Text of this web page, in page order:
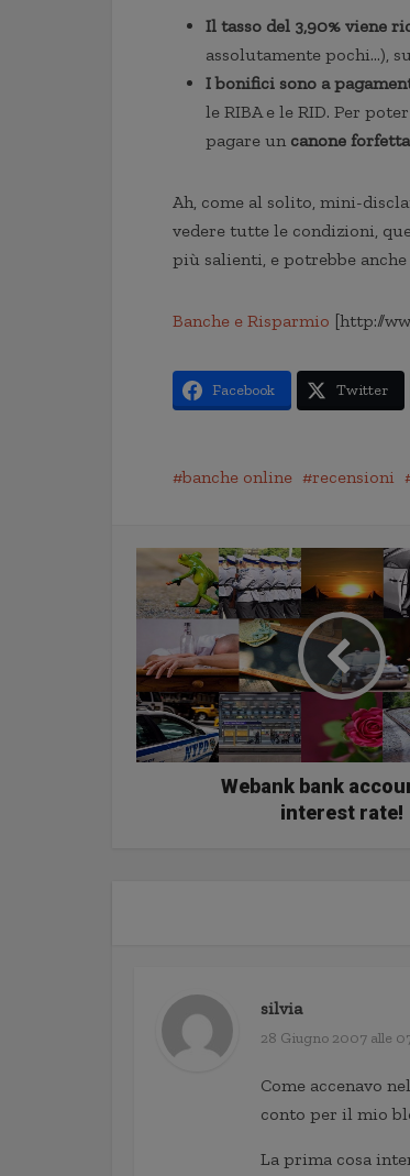
Il tasso del 3,90% viene
assolutamente pochi…),
I bonifici sono a
le RIBA e le RID. Per
pagare un canone
Ah, come al solito, mini-
vedere tutte le condizioni,
più salienti, e potrebbe anche
Banche e Risparmio [http://
Facebook Twitter
banche online recensioni
Webank bank
interest rate!
silvia
28 Giugno 2007 alle
Come accenavo
conto per il mio
La prima cosa